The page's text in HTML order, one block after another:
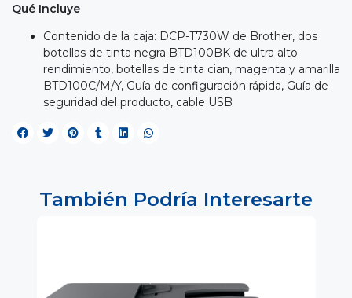
Qué Incluye
Contenido de la caja: DCP-T730W de Brother, dos
botellas de tinta negra BTD100BK de ultra alto
rendimiento, botellas de tinta cian, magenta y amarilla
BTD100C/M/Y, Guía de configuración rápida, Guía de
seguridad del producto, cable USB
También Podría Interesarte